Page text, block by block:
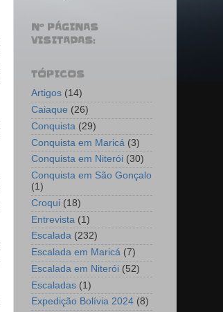
Nº PÁGINAS
VISITADAS:
TÓPICOS
Artigos (14)
Caiaque (26)
Conquista (29)
Conquista em Maricá (3)
Conquista em Niterói (30)
Conquista em São Gonçalo
(1)
Croqui (18)
Entrevista (1)
Escalada (232)
Escalada em Maricá (7)
Escalada em Niterói (52)
Escaladas (1)
Expedição Bolívia 2024 (8)